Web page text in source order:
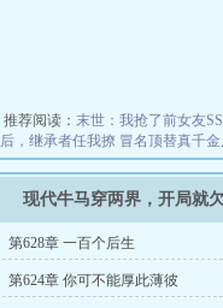
推荐阅读： 末世：我抢了前女友
后，继承者任我撩 冒名顶替真千
现代牛马穿两界，开局就
第628章 一百个后生
第624章 你可不能厚此薄彼